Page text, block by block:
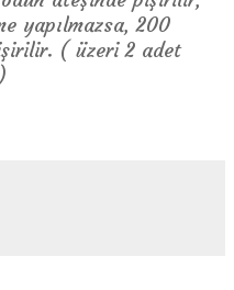
yapılmazsa, 200
( üzeri 2 adet